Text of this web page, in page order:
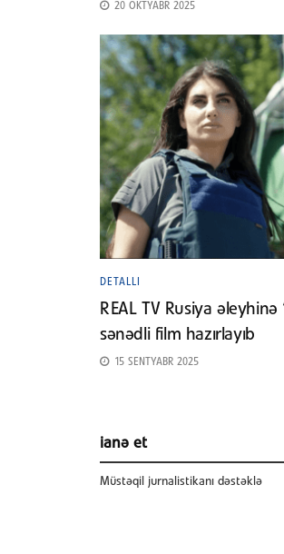
20 OKTYABR 2025
DETALLI
REAL TV Rusiya əleyhinə
sənədli film hazırlayıb
15 SENTYABR 2025
ianə et
Müstəqil jurnalistikanı dəstəklə